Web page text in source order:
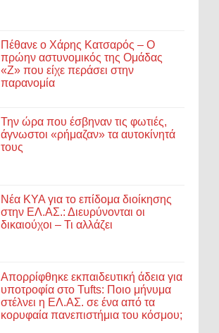
Πέθανε ο Χάρης Κατσαρός – Ο
πρώην αστυνομικός της Ομάδας
«Ζ» που είχε περάσει στην
παρανομία
Την ώρα που έσβηναν τις φωτιές,
άγνωστοι «ρήμαζαν» τα αυτοκίνητά
τους
Νέα ΚΥΑ για το επίδομα διοίκησης
στην ΕΛ.ΑΣ.: Διευρύνονται οι
δικαιούχοι – Τι αλλάζει
Απορρίφθηκε εκπαιδευτική άδεια για
υποτροφία στο Tufts: Ποιο μήνυμα
στέλνει η ΕΛ.ΑΣ. σε ένα από τα
κορυφαία πανεπιστήμια του κόσμου;